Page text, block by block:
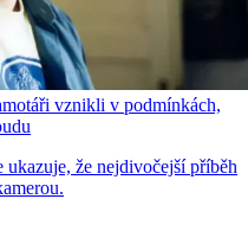
vznikli v podmínkách,
ukazuje, že nejdivočejší příběh